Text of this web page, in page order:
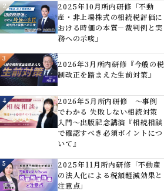
2
2025年10月所内研修「不動
産・非上場株式の相続税評価に
おける時価の本質－裁判例と実
務への示唆」
3
2026年3月所内研修『今般の税
制改正を踏まえた生前対策』
4
2026年5月所内研修 ～事例
でわかる 失敗しない相続対策
入門～出版記念講演『相続相談
で確認すべき必須ポイントにつ
いて』
5
2025年11月所内研修「不動産
の法人化による税額軽減効果と
注意点」